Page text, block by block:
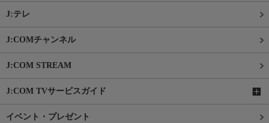
J:テレ
J:COMチャンネル
J:COM STREAM
J:COM TVサービスガイド
イベント・プレゼント